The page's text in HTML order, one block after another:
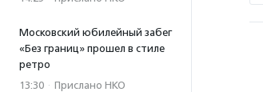
Московский юбилейный забег
«Без границ» прошел в стиле
ретро
13:30 · Прислано НКО